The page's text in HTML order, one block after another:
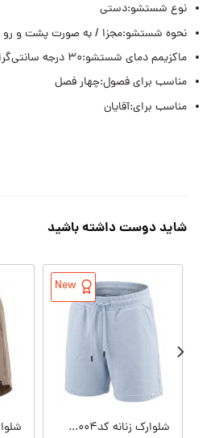
نوع شستشو:دستی
نحوه شستشو:مجزا / به صورت پشت و
ماکزیمم دمای شستشو:۳۰ درجه سانتی‌گراد
مناسب برای فصول:چهار فصل
مناسب برای:آقايان
شاید دوست داشته باشید
New
شلوارک زنانه کدW09410-004